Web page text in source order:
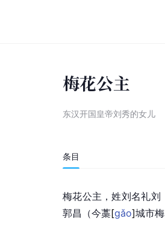
梅花公主
东汉开国皇帝刘秀的女儿
条目
梅花公主，姓刘名礼
郭昌 （今藁[gǎo]城市